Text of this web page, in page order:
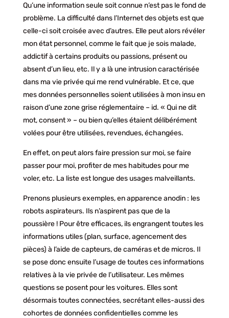
Qu’une information seule soit connue n’est pas le fond de
problème. La difficulté dans l’Internet des objets est que
celle-ci soit croisée avec d’autres. Elle peut alors révéler
mon état personnel, comme le fait que je sois malade,
addictif à certains produits ou passions, présent ou
absent d’un lieu, etc. Il y a là une intrusion caractérisée
dans ma vie privée qui me rend vulnérable. Et ce, que
mes données personnelles soient utilisées à mon insu en
raison d’une zone grise réglementaire – id. « Qui ne dit
mot, consent » – ou bien qu’elles étaient délibérément
volées pour être utilisées, revendues, échangées.
En effet, on peut alors faire pression sur moi, se faire
passer pour moi, profiter de mes habitudes pour me
voler, etc. La liste est longue des usages malveillants.
Prenons plusieurs exemples, en apparence anodin : les
robots aspirateurs. Ils n’aspirent pas que de la
poussière ! Pour être efficaces, ils engrangent toutes les
informations utiles (plan, surface, agencement des
pièces) à l’aide de capteurs, de caméras et de micros. Il
se pose donc ensuite l’usage de toutes ces informations
relatives à la vie privée de l’utilisateur. Les mêmes
questions se posent pour les voitures. Elles sont
désormais toutes connectées, secrétant elles-aussi des
cohortes de données confidentielles comme les